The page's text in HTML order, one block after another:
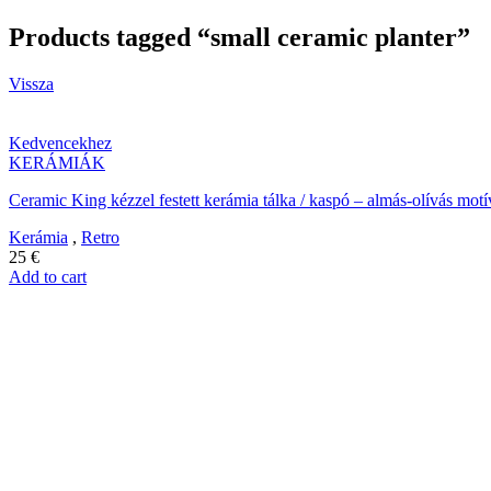
Products tagged “small ceramic planter”
Vissza
Kedvencekhez
KERÁMIÁK
Ceramic King kézzel festett kerámia tálka / kaspó – almás-olívás
Kerámia , Retro
25 €
Add to cart